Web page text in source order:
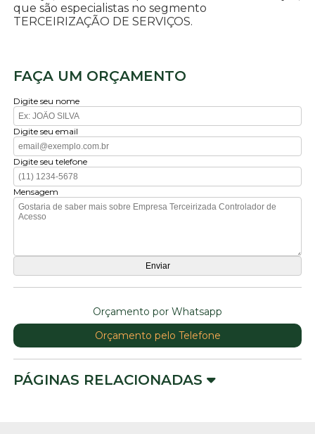
que são especialistas no segmento
TERCEIRIZAÇÃO DE SERVIÇOS.
FAÇA UM ORÇAMENTO
Digite seu nome
Digite seu email
Digite seu telefone
Mensagem
Orçamento por Whatsapp
Orçamento pelo Telefone
PÁGINAS RELACIONADAS